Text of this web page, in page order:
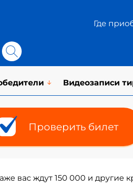
Где
Видеозаписи
Проверить билет
вас ждут 150 000 и другие